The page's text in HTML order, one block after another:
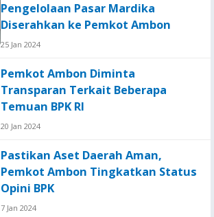
Pengelolaan Pasar Mardika
Diserahkan ke Pemkot Ambon
25 Jan 2024
Pemkot Ambon Diminta
Transparan Terkait Beberapa
Temuan BPK RI
20 Jan 2024
Pastikan Aset Daerah Aman,
Pemkot Ambon Tingkatkan Status
Opini BPK
7 Jan 2024